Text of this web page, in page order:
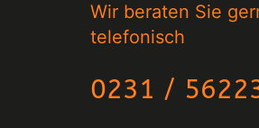
Wir beraten Sie
telefonisch
0231 /